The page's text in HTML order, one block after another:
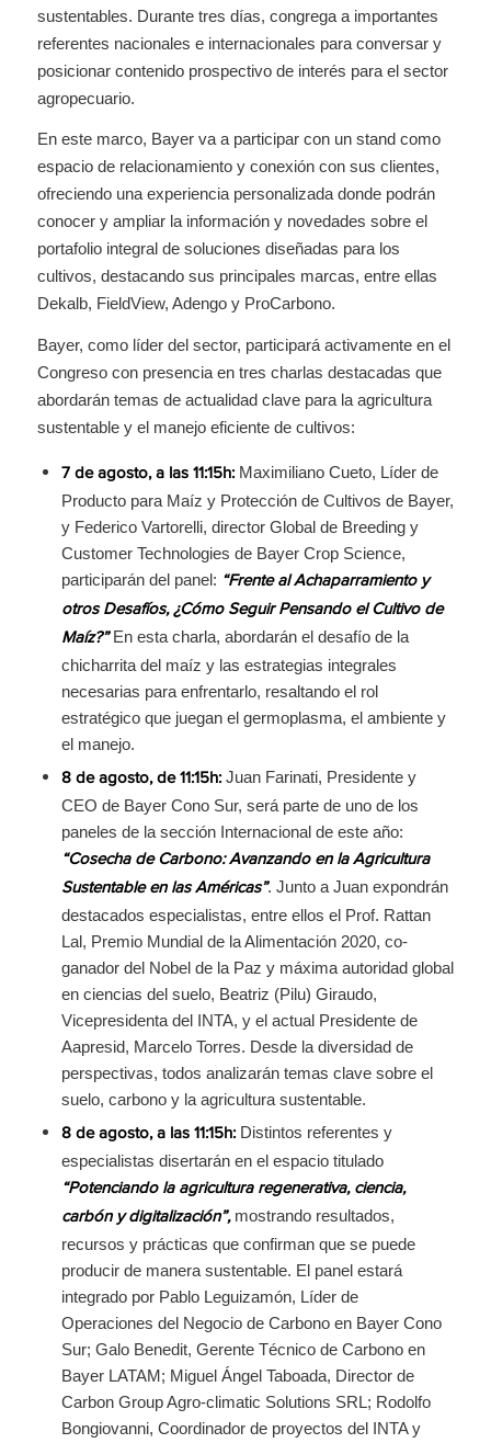
sustentables. Durante tres días, congrega a importantes
referentes nacionales e internacionales para conversar y
posicionar contenido prospectivo de interés para el sector
agropecuario.
En este marco, Bayer va a participar con un stand como
espacio de relacionamiento y conexión con sus clientes,
ofreciendo una experiencia personalizada donde podrán
conocer y ampliar la información y novedades sobre el
portafolio integral de soluciones diseñadas para los
cultivos, destacando sus principales marcas, entre ellas
Dekalb, FieldView, Adengo y ProCarbono.
Bayer, como líder del sector, participará activamente en el
Congreso con presencia en tres charlas destacadas que
abordarán temas de actualidad clave para la agricultura
sustentable y el manejo eficiente de cultivos:
7 de agosto, a las 11:15h:Maximiliano Cueto, Líder de
Producto para Maíz y Protección de Cultivos de Bayer,
y Federico Vartorelli, director Global de Breeding y
Customer Technologies de Bayer Crop Science,
participarán del panel: “Frente al Achaparramiento y
otros Desafíos, ¿Cómo Seguir Pensando el Cultivo de
Maíz?”En esta charla, abordarán el desafío de la
chicharrita del maíz y las estrategias integrales
necesarias para enfrentarlo, resaltando el rol
estratégico que juegan el germoplasma, el ambiente y
el manejo.
8 de agosto, de 11:15h: Juan Farinati, Presidente y
CEO de Bayer Cono Sur, será parte de uno de los
paneles de la sección Internacional de este año:
“Cosecha de Carbono: Avanzando en la Agricultura
Sustentable en las Américas”. Junto a Juan expondrán
destacados especialistas, entre ellos el Prof. Rattan
Lal, Premio Mundial de la Alimentación 2020, co-
ganador del Nobel de la Paz y máxima autoridad global
en ciencias del suelo, Beatriz (Pilu) Giraudo,
Vicepresidenta del INTA, y el actual Presidente de
Aapresid, Marcelo Torres. Desde la diversidad de
perspectivas, todos analizarán temas clave sobre el
suelo, carbono y la agricultura sustentable.
8 de agosto, a las 11:15h:Distintos referentes y
especialistas disertarán en el espacio titulado
“Potenciando la agricultura regenerativa, ciencia,
carbón y digitalización”, mostrando resultados,
recursos y prácticas que confirman que se puede
producir de manera sustentable. El panel estará
integrado por Pablo Leguizamón, Líder de
Operaciones del Negocio de Carbono en Bayer Cono
Sur; Galo Benedit, Gerente Técnico de Carbono en
Bayer LATAM; Miguel Ángel Taboada, Director de
Carbon Group Agro-climatic Solutions SRL; Rodolfo
Bongiovanni, Coordinador de proyectos del INTA y